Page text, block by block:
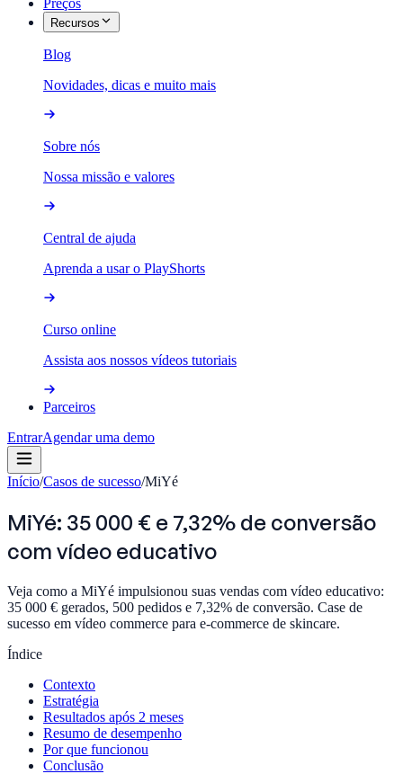
Preços
Recursos
Blog
Novidades, dicas e muito mais
Sobre nós
Nossa missão e valores
Central de ajuda
Aprenda a usar o PlayShorts
Curso online
Assista aos nossos vídeos tutoriais
Parceiros
EntrarAgendar uma demo
Início/Casos de sucesso/MiYé
MiYé: 35 000 € e 7,32% de conversão
com vídeo educativo
Veja como a MiYé impulsionou suas vendas com vídeo educativo:
35 000 € gerados, 500 pedidos e 7,32% de conversão. Case de
sucesso em vídeo commerce para e-commerce de skincare.
Índice
Contexto
Estratégia
Resultados após 2 meses
Resumo de desempenho
Por que funcionou
Conclusão